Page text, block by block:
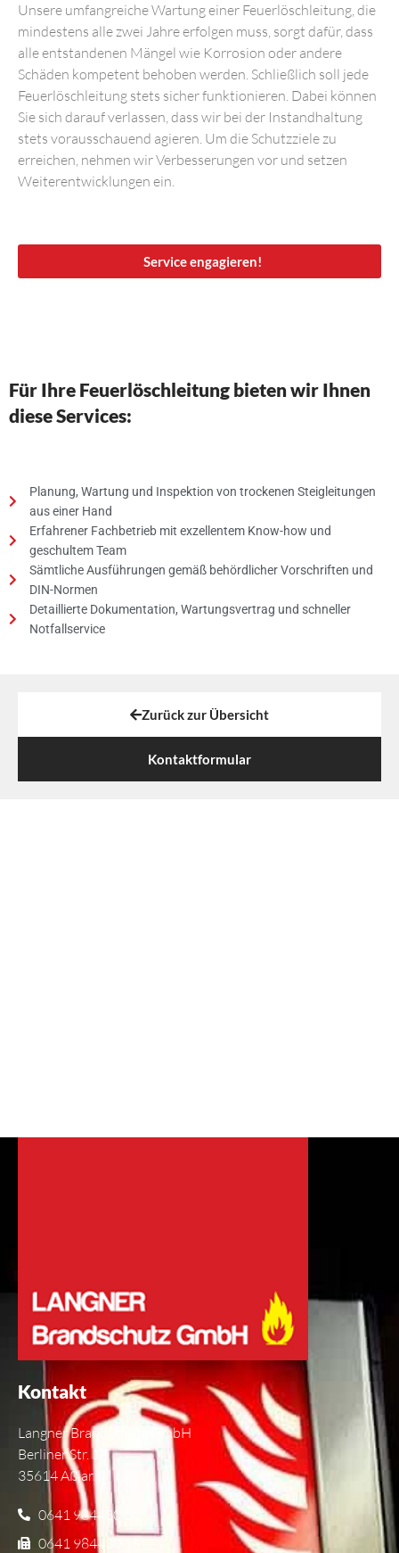
Unsere umfangreiche Wartung einer Feuerlöschleitung, die
mindestens alle zwei Jahre erfolgen muss, sorgt dafür, dass
alle entstandenen Mängel wie Korrosion oder andere
Schäden kompetent behoben werden. Schließlich soll jede
Feuerlöschleitung stets sicher funktionieren. Dabei können
Sie sich darauf verlassen, dass wir bei der Instandhaltung
stets vorausschauend agieren. Um die Schutzziele zu
erreichen, nehmen wir Verbesserungen vor und setzen
Weiterentwicklungen ein.
Service engagieren!
Für Ihre Feuerlöschleitung bieten wir Ihnen
diese Services:
Planung, Wartung und Inspektion von trockenen Steigleitungen
aus einer Hand
Erfahrener Fachbetrieb mit exzellentem Know-how und
geschultem Team
Sämtliche Ausführungen gemäß behördlicher Vorschriften und
DIN-Normen
Detaillierte Dokumentation, Wartungsvertrag und schneller
Notfallservice
Zurück zur Übersicht
Kontaktformular
Kontakt
Langner Brandschutz GmbH
Berliner Str. 18
35614 Aßlar
0641 984430 0
0641 984430 15